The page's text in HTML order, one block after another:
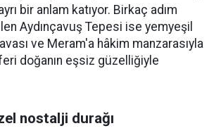
bir anlam katıyor. Birkaç adım
Aydınçavuş Tepesi ise yemyeşil
ve Meram'a hâkim manzarasıyla
doğanın eşsiz güzelliğiyle
nostalji durağı